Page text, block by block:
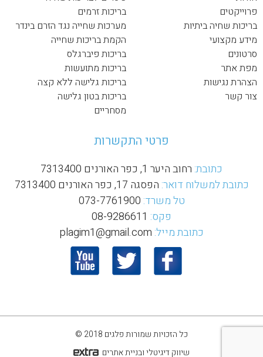
פרוייקטים
בריכות שחיה ביתיות
מידע מקצועי
סרטונים
מפת אתר
הצהרת נגישות
צור קשר
בריכות זרמים
מערכות שחייה נגד הזרם בינדר
הקמת בריכות שחייה
בריכות פיברגלס
בריכות מתועשות
בריכות גלישה ללא קצה
בריכות בטון גלישה
מסחריים
פרטי התקשרות
כתובת: רחוב היער 1, כפר האורנים 7313400
כתובת למשלוח דואר: הפסגה 17, כפר האורנים 7313400
טל משרד: 073-7761900
פקס:
כתובת מייל: plagim1@gmail.com
כל הזכויות שמורות פלגים 2018 ©
שיווק דיגיטלי ובניית אתרים